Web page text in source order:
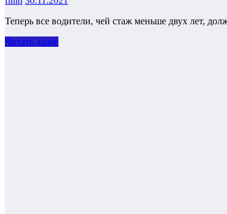
Теперь все водители, чей стаж меньше двух лет,
Читать далее